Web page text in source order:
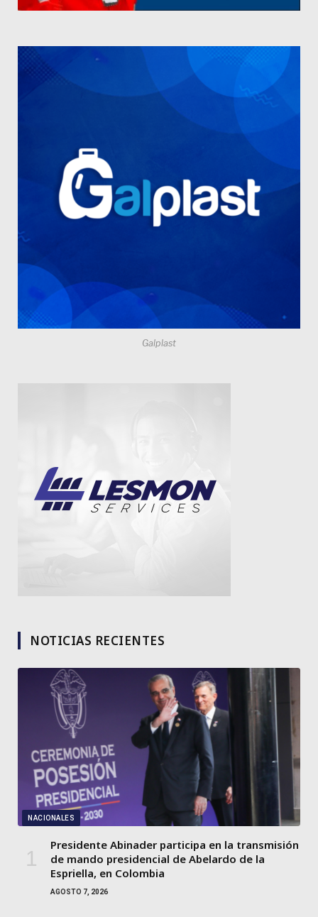
Galplast
NOTICIAS RECIENTES
NACIONALES
Presidente Abinader participa en la transmisión
de mando presidencial de Abelardo de la
Espriella, en Colombia
AGOSTO 7, 2026